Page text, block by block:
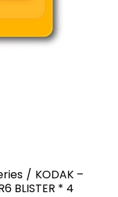
KODAK –
BLISTER * 4